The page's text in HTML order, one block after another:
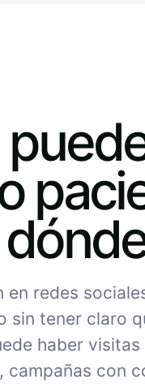
redes
sin tener claro
haber
campañas con